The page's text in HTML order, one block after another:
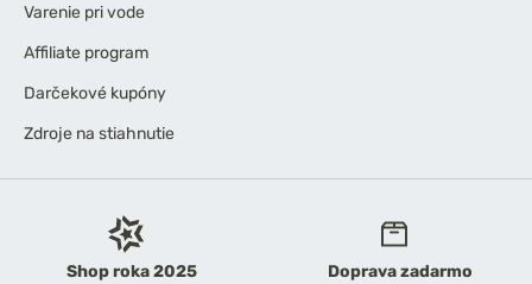
Shop roka 2025
Doprava zadarmo
Varenie pri vode
Affiliate program
Darčekové kupóny
Zdroje na stiahnutie